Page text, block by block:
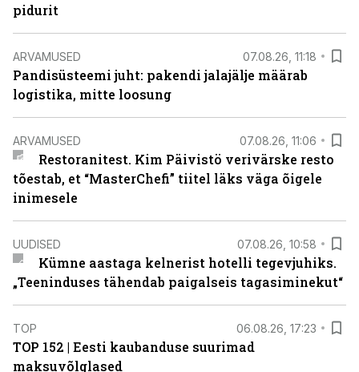
pidurit
ARVAMUSED 07.08.26, 11:18
Pandisüsteemi juht: pakendi jalajälje määrab
logistika, mitte loosung
ARVAMUSED 07.08.26, 11:06
Restoranitest. Kim Päivistö verivärske resto
tõestab, et “MasterChefi” tiitel läks väga õigele
inimesele
UUDISED 07.08.26, 10:58
Kümne aastaga kelnerist hotelli tegevjuhiks.
„Teeninduses tähendab paigalseis tagasiminekut“
TOP 06.08.26, 17:23
TOP 152 | Eesti kaubanduse suurimad
maksuvõlglased